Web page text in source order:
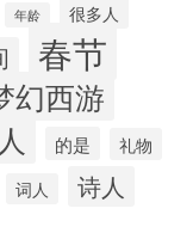
年龄 很多人
春节
幻西游
的是
礼物
词人 诗人